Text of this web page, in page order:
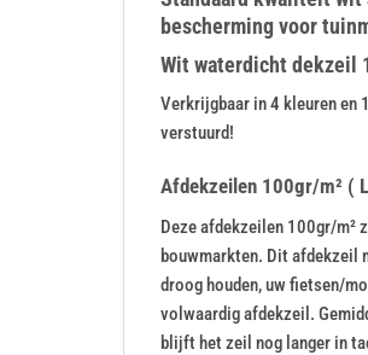
bescherming voor
Wit waterdicht dekzeil
Verkrijgbaar in 4 kleuren en
verstuurd!
Afdekzeilen 100gr/m² (
Deze afdekzeilen 100gr/m²
bouwmarkten. Dit afdekzeil
droog houden, uw fietsen/
volwaardig afdekzeil.
blijft het zeil nog langer in